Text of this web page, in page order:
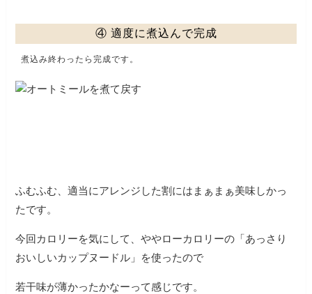
④ 適度に煮込んで完成
煮込み終わったら完成です。
ふむふむ、適当にアレンジした割にはまぁまぁ美味しかっ
たです。
今回カロリーを気にして、ややローカロリーの「あっさり
おいしいカップヌードル」を使ったので
若干味が薄かったかなーって感じです。